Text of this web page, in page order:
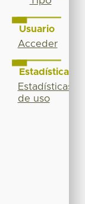
Usuario
Acceder
Estadísticas
Estadísticas
de uso